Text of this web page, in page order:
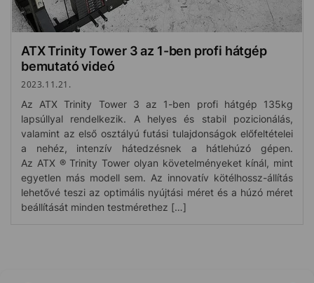
ATX Trinity Tower 3 az 1-ben profi hátgép
bemutató videó
2023.11.21.
Az ATX Trinity Tower 3 az 1-ben profi hátgép 135kg
lapsúllyal rendelkezik. A helyes és stabil pozicionálás,
valamint az első osztályú futási tulajdonságok előfeltételei
a nehéz, intenzív hátedzésnek a hátlehúzó gépen.
Az ATX ® Trinity Tower olyan követelményeket kínál, mint
egyetlen más modell sem. Az innovatív kötélhossz-állítás
lehetővé teszi az optimális nyújtási méret és a húzó méret
beállítását minden testmérethez […]